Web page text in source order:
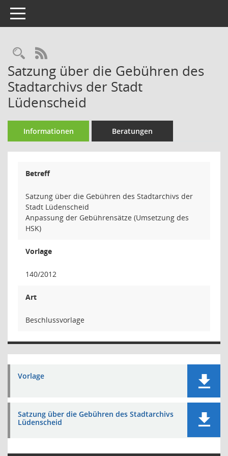
Toggle navigation
Rechercheauswahl
RSS-Feed
Satzung über die Gebühren des
Stadtarchivs der Stadt
Lüdenscheid
Informationen Beratungen
Betreff
Satzung über die Gebühren des Stadtarchivs der
Stadt Lüdenscheid
Anpassung der Gebührensätze (Umsetzung des
HSK)
Vorlage
140/2012
Art
Beschlussvorlage
Vorlage
Satzung über die Gebühren des Stadtarchivs
Lüdenscheid